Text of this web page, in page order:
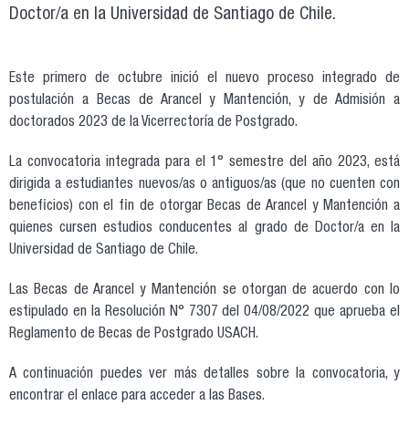
Doctor/a en la Universidad de Santiago de Chile.
Este primero de octubre inició el nuevo proceso integrado de
postulación a Becas de Arancel y Mantención, y de Admisión a
doctorados 2023 de la Vicerrectoría de Postgrado.
La convocatoria integrada para el 1° semestre del año 2023, está
dirigida a estudiantes nuevos/as o antiguos/as (que no cuenten con
beneficios) con el fin de otorgar Becas de Arancel y Mantención a
quienes cursen estudios conducentes al grado de Doctor/a en la
Universidad de Santiago de Chile.
Las Becas de Arancel y Mantención se otorgan de acuerdo con lo
estipulado en la Resolución N° 7307 del 04/08/2022 que aprueba el
Reglamento de Becas de Postgrado USACH.
A continuación puedes ver más detalles sobre la convocatoria, y
encontrar el enlace para acceder a las Bases.